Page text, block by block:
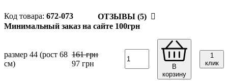
672-073
ОТЗЫВЫ (5)
Минимальный заказ на сайте 100грн
размер 44 (рост 68
см)
161грн
97 грн
В
корзину
1
клик